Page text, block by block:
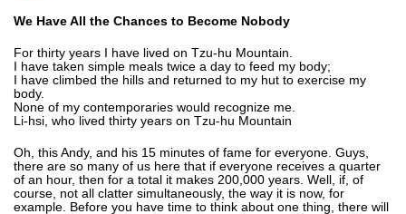
We Have All the Chances to Become Nobody
For thirty years I have lived on Tzu-hu Mountain.
I have taken simple meals twice a day to feed my body;
I have climbed the hills and returned to my hut to exercise my
body.
None of my contemporaries would recognize me.
Li-hsi, who lived thirty years on Tzu-hu Mountain
Oh, this Andy, and his 15 minutes of fame for everyone. Guys,
there are so many of us here that if everyone receives a quarter
of an hour, then for a total it makes 200,000 years. Well, if, of
course, not all clatter simultaneously, the way it is now, for
example. Before you have time to think about one thing, there will